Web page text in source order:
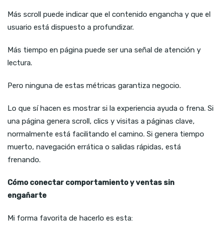
Más scroll puede indicar que el contenido engancha y que el
usuario está dispuesto a profundizar.
Más tiempo en página puede ser una señal de atención y
lectura.
Pero ninguna de estas métricas garantiza negocio.
Lo que sí hacen es mostrar si la experiencia ayuda o frena. Si
una página genera scroll, clics y visitas a páginas clave,
normalmente está facilitando el camino. Si genera tiempo
muerto, navegación errática o salidas rápidas, está
frenando.
Cómo conectar comportamiento y ventas sin
engañarte
Mi forma favorita de hacerlo es esta: